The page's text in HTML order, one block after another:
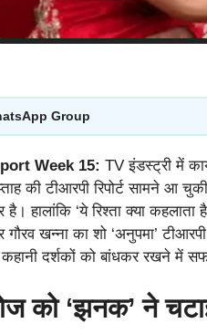
Group
Week 15: TV इंडस्ट्री में
की टीआरपी रिपोर्ट सामने आ
है। हालांकि ‘ये रिश्ता क्या
गौरव खन्ना का शो ‘अनुपमा’
दर्शकों को बांधकर रखने में
को ‘झनक’ ने